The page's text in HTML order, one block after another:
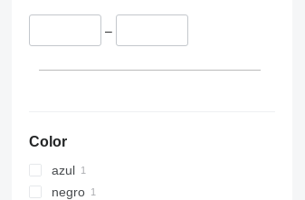
–
Color
azul
negro